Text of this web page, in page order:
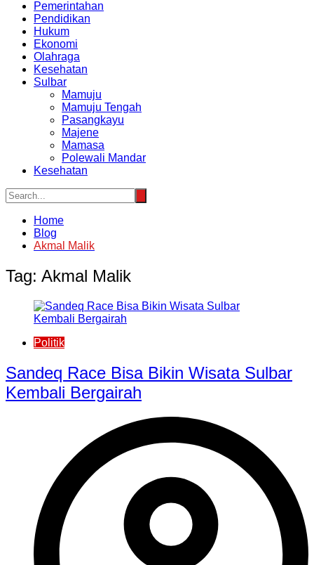
Pemerintahan
Pendidikan
Hukum
Ekonomi
Olahraga
Kesehatan
Sulbar
Mamuju
Mamuju Tengah
Pasangkayu
Majene
Mamasa
Polewali Mandar
Kesehatan
Home
Blog
Akmal Malik
Tag: Akmal Malik
Politik
Sandeq Race Bisa Bikin Wisata Sulbar
Kembali Bergairah